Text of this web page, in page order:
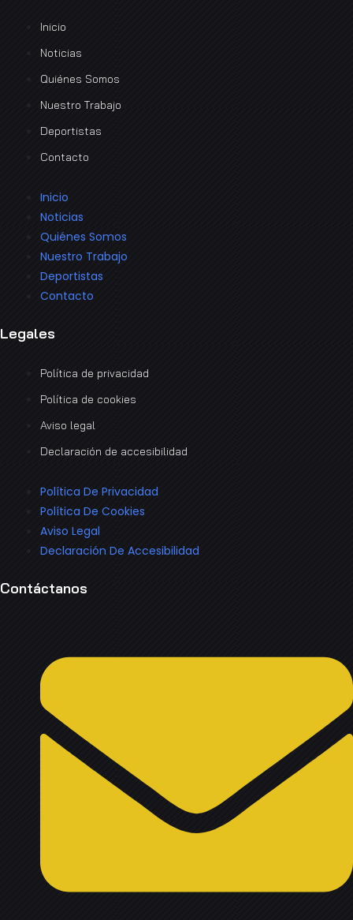
Inicio
Noticias
Quiénes Somos
Nuestro Trabajo
Deportistas
Contacto
Inicio
Noticias
Quiénes Somos
Nuestro Trabajo
Deportistas
Contacto
Legales
Política de privacidad
Política de cookies
Aviso legal
Declaración de accesibilidad
Política De Privacidad
Política De Cookies
Aviso Legal
Declaración De Accesibilidad
Contáctanos